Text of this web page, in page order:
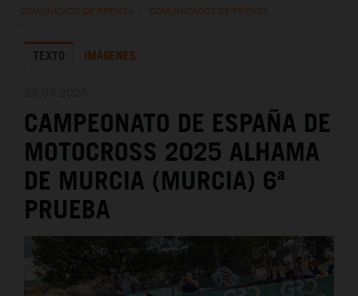
LA EMPRESA
COMUNICADO DE PRENSA COMUNICADOS DE PRENSA
TEXTO IMÁGENES
CAMPEONATO DE ESPAÑA DE
MOTOCROSS 2025 ALHAMA
DE MURCIA (MURCIA) 6ª
PRUEBA